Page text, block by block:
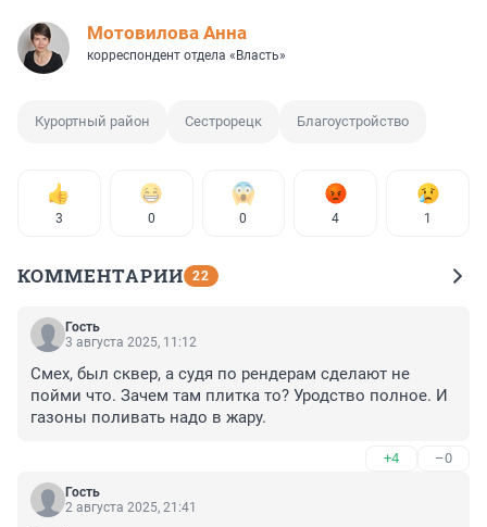
Мотовилова Анна
корреспондент отдела «Власть»
Курортный район Сестрорецк Благоустройство
3 0 0 4 1
КОММЕНТАРИИ 22
Гость
3 августа 2025, 11:12
Смех, был сквер, а судя по рендерам сделают не
пойми что. Зачем там плитка то? Уродство полное. И
газоны поливать надо в жару.
+4 –0
Гость
2 августа 2025, 21:41